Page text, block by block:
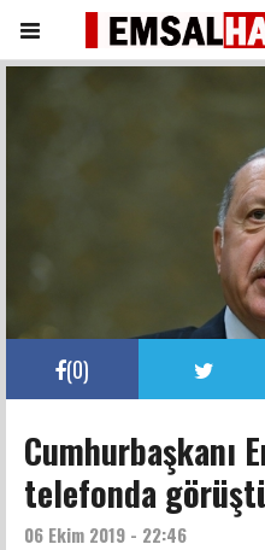
(0)
Cumhurbaşkanı
telefonda
06 Ekim 2019 - 22:46